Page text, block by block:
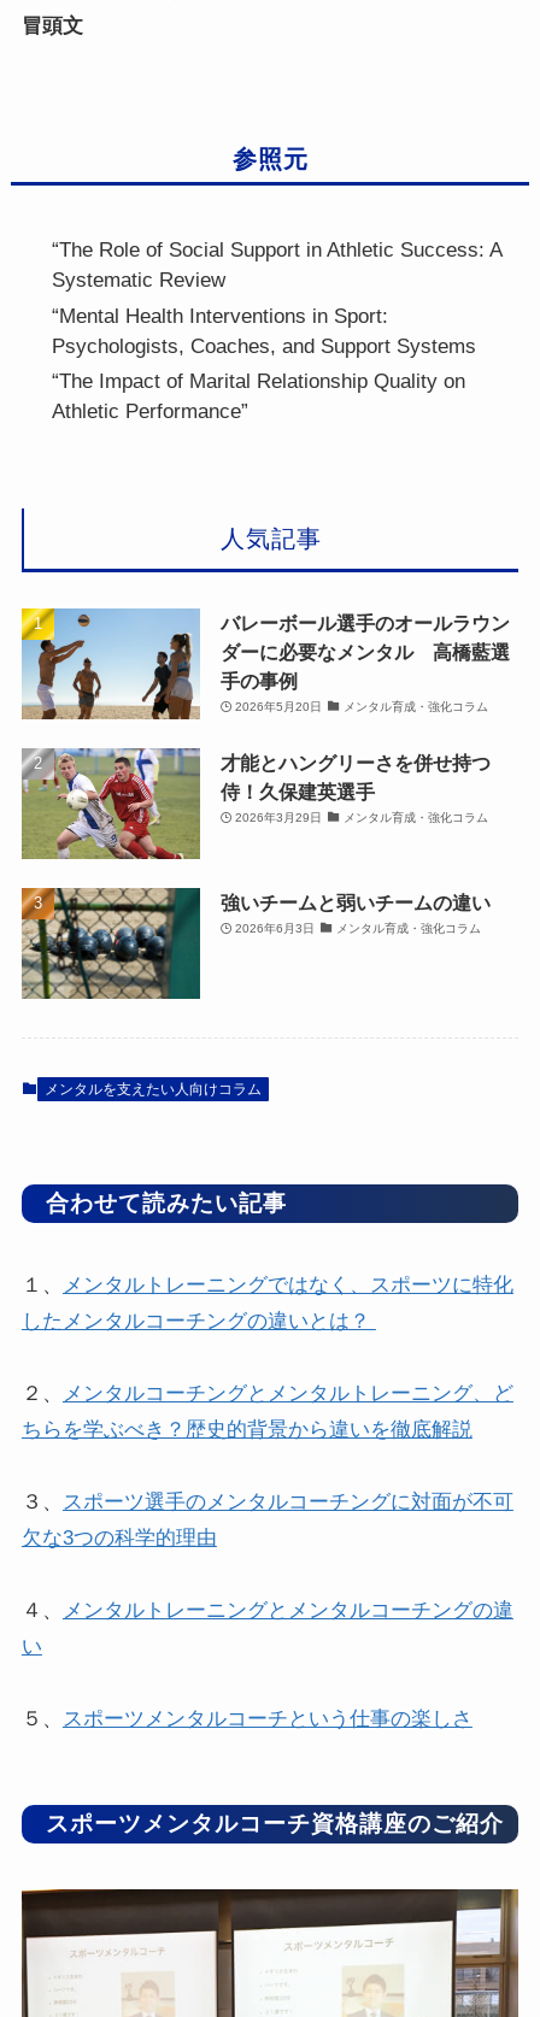
冒頭文
参照元
“The Role of Social Support in Athletic Success: A
Systematic Review
“Mental Health Interventions in Sport:
Psychologists, Coaches, and Support Systems
“The Impact of Marital Relationship Quality on
Athletic Performance”
人気記事
バレーボール選手のオールラウン
ダーに必要なメンタル 高橋藍選
手の事例
2026年5月20日 メンタル育成・強化コラム
才能とハングリーさを併せ持つ
侍！久保建英選手
2026年3月29日 メンタル育成・強化コラム
強いチームと弱いチームの違い
2026年6月3日 メンタル育成・強化コラム
メンタルを支えたい人向けコラム
合わせて読みたい記事
１、
メンタルトレーニングではなく、スポーツに特化
したメンタルコーチングの違いとは？
２、
メンタルコーチングとメンタルトレーニング、ど
ちらを学ぶべき？歴史的背景から違いを徹底解説
３、 スポーツ選手のメンタルコーチングに対面が不可
欠な3つの科学的理由
４、
メンタルトレーニングとメンタルコーチングの違
い
５、 スポーツメンタルコーチという仕事の楽しさ
スポーツメンタルコーチ資格講座のご紹介